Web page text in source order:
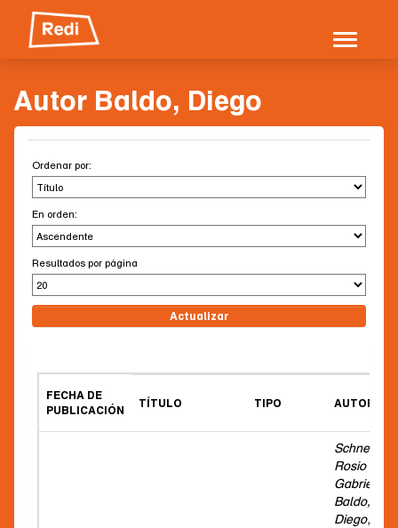
navigation
Autor Baldo, Diego
Ordenar por:
En orden:
Resultados por página
FECHA DE
PUBLICACIÓN
TÍTULO TIPO AUTOR(ES)
Schneider,
Rosio
Gabriela;
Baldo,
Diego;